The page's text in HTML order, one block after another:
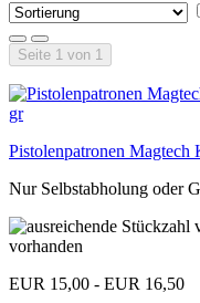
Seite 1 von 1
Pistolenpatronen
Nur Selbstabholung oder
vorhanden
EUR 15,00 - EUR 16,50